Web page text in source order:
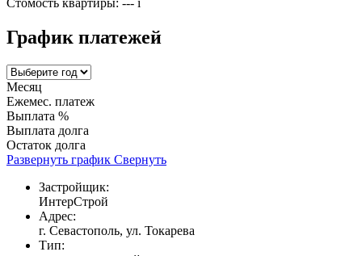
График платежей
Месяц
Ежемес. платеж
Выплата %
Выплата долга
Остаток долга
Развернуть график Свернуть
Застройщик:
ИнтерСтрой
Адрес:
г. Севастополь, ул. Токарева
Тип: